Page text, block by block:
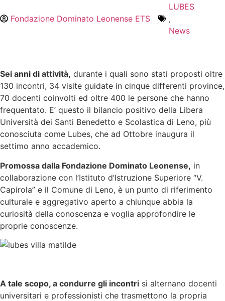
Fondazione Dominato Leonense ETS
LUBES
,
News
Sei anni di attività, durante i quali sono stati proposti oltre
130 incontri, 34 visite guidate in cinque differenti province,
70 docenti coinvolti ed oltre 400 le persone che hanno
frequentato. E’ questo il bilancio positivo della Libera
Università dei Santi Benedetto e Scolastica di Leno, più
conosciuta come Lubes, che ad Ottobre inaugura il
settimo anno accademico.
Promossa dalla Fondazione Dominato Leonense, in
collaborazione con l’Istituto d’Istruzione Superiore “V.
Capirola” e il Comune di Leno, è un punto di riferimento
culturale e aggregativo aperto a chiunque abbia la
curiosità della conoscenza e voglia approfondire le
proprie conoscenze.
A tale scopo, a condurre gli incontri si alternano docenti
universitari e professionisti che trasmettono la propria